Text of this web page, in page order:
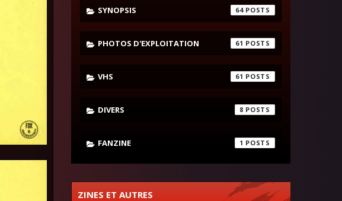
SYNOPSIS 64
PHOTOS D'EXPLOITATION 61
VHS 61
DIVERS 8
FANZINE 1
ZINES ET AUTRES